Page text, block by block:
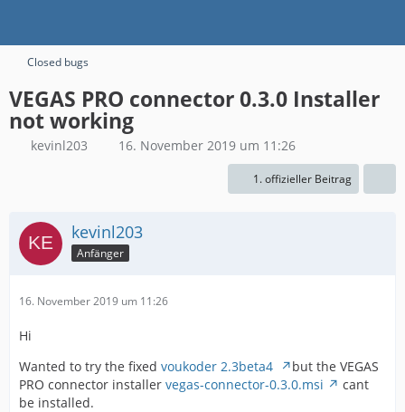
Closed bugs
VEGAS PRO connector 0.3.0 Installer
not working
kevinl203 16. November 2019 um 11:26
1. offizieller Beitrag
kevinl203
Anfänger
16. November 2019 um 11:26
Hi
Wanted to try the fixed voukoder 2.3beta4
but the VEGAS
PRO connector installer vegas-connector-0.3.0.msi
cant
be installed.